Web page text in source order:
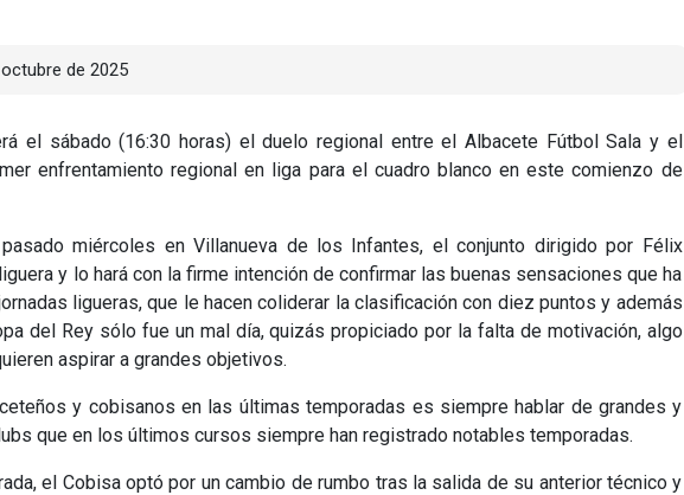
de 2025
el sábado (16:30 horas) el duelo regional entre el Albacete Fútbol Sala y el
enfrentamiento regional en liga para el cuadro blanco en este comienzo de
miércoles en Villanueva de los Infantes, el conjunto dirigido por Félix
y lo hará con la firme intención de confirmar las buenas sensaciones que ha
ligueras, que le hacen coliderar la clasificación con diez puntos y además
del Rey sólo fue un mal día, quizás propiciado por la falta de motivación, algo
aspirar a grandes objetivos.
y cobisanos en las últimas temporadas es siempre hablar de grandes y
que en los últimos cursos siempre han registrado notables temporadas.
el Cobisa optó por un cambio de rumbo tras la salida de su anterior técnico y